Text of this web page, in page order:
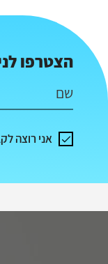
הצטרפו
שם
אני רוצה